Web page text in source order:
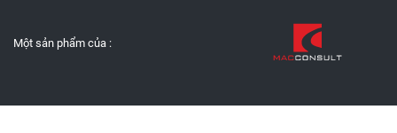
Một sản phẩm của :